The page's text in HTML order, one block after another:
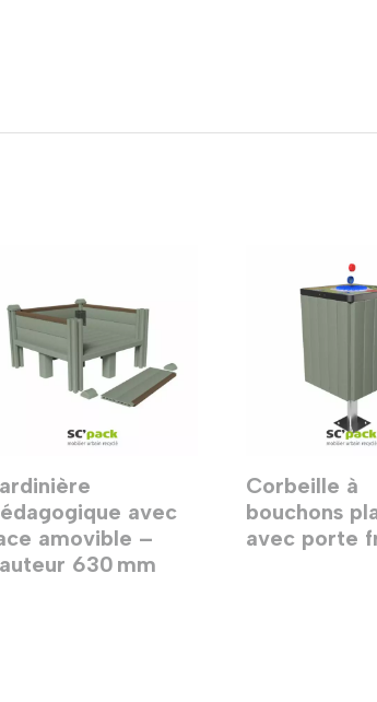
avec
amovible –
630 mm
Corbeille à
bouchons
avec porte